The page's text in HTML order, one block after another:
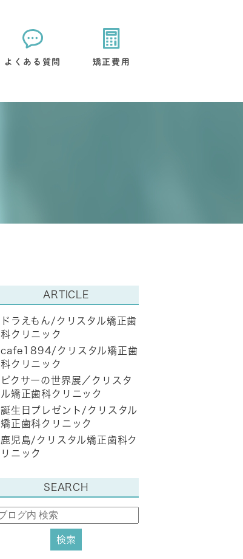
よくある質問 矯正費用
ARTICLE
ドラえもん/クリスタル矯正歯
科クリニック
cafe1894/クリスタル矯正歯
科クリニック
ピクサーの世界展／クリスタ
ル矯正歯科クリニック
誕生日プレゼント/クリスタル
矯正歯科クリニック
鹿児島/クリスタル矯正歯科ク
リニック
SEARCH